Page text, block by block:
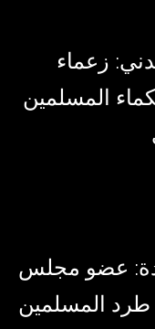
زعماء
المسلمين
عضو مجلس
طرد المسلمين